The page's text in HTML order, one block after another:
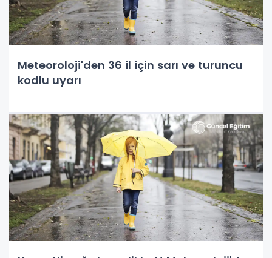
Meteoroloji'den 36 il için sarı ve turuncu
kodlu uyarı